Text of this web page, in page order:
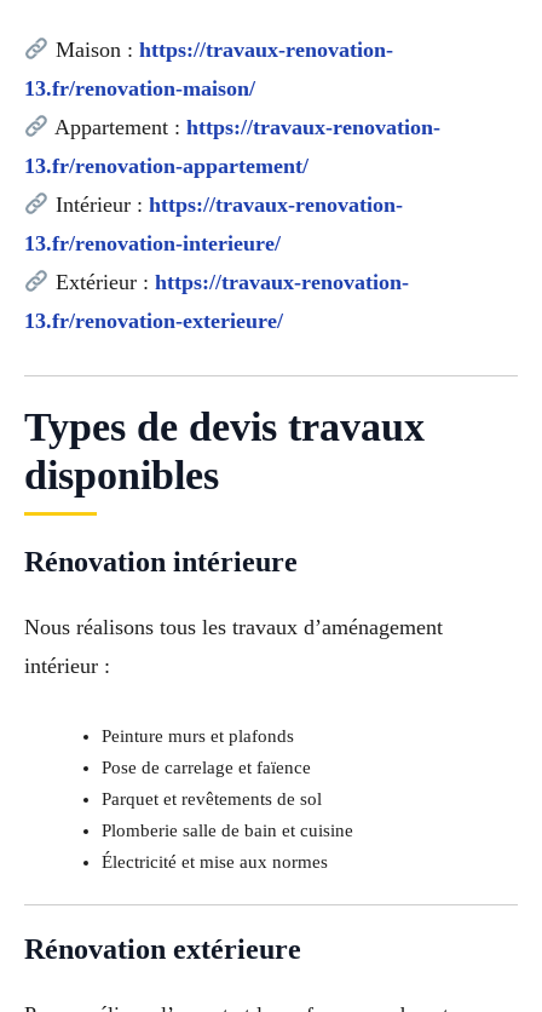
Maison : https://travaux-renovation-
13.fr/renovation-maison/
Appartement : https://travaux-renovation-
13.fr/renovation-appartement/
Intérieur : https://travaux-renovation-
13.fr/renovation-interieure/
Extérieur : https://travaux-renovation-
13.fr/renovation-exterieure/
Types de devis travaux
disponibles
Rénovation intérieure
Nous réalisons tous les travaux d’aménagement
intérieur :
Peinture murs et plafonds
Pose de carrelage et faïence
Parquet et revêtements de sol
Plomberie salle de bain et cuisine
Électricité et mise aux normes
Rénovation extérieure